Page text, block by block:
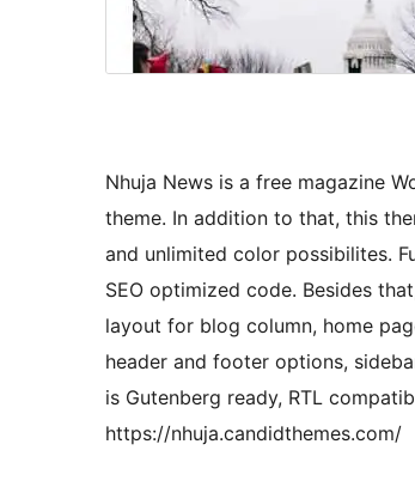
Nhuja News is a free magazine
theme. In addition to that, this
and unlimited color possibilites.
SEO optimized code. Besides
layout for blog column, home
header and footer options,
is Gutenberg ready, RTL
https://nhuja.candidthemes.com/